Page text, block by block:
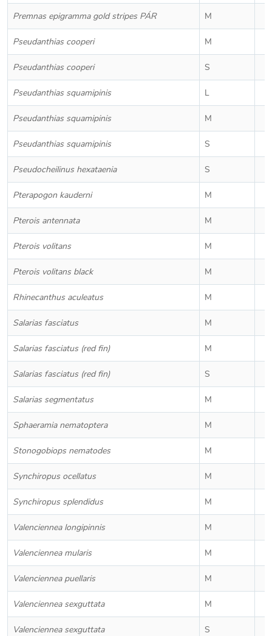
Premnas epigramma gold stripes PÁR M
Pseudanthias cooperi M
Pseudanthias cooperi S
Pseudanthias squamipinis L
Pseudanthias squamipinis M
Pseudanthias squamipinis S
Pseudocheilinus hexataenia S
Pterapogon kauderni M
Pterois antennata M
Pterois volitans M
Pterois volitans black M
Rhinecanthus aculeatus M
Salarias fasciatus M
Salarias fasciatus (red fin) M
Salarias fasciatus (red fin) S
Salarias segmentatus M
Sphaeramia nematoptera M
Stonogobiops nematodes M
Synchiropus ocellatus M
Synchiropus splendidus M
Valenciennea longipinnis M
Valenciennea mularis M
Valenciennea puellaris M
Valenciennea sexguttata M
Valenciennea sexguttata S